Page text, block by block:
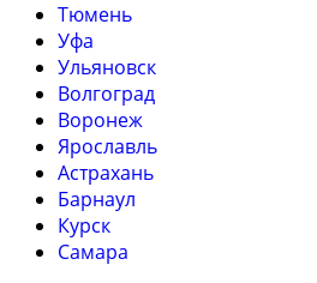
Тюмень
Уфа
Ульяновск
Волгоград
Воронеж
Ярославль
Астрахань
Барнаул
Курск
Самара